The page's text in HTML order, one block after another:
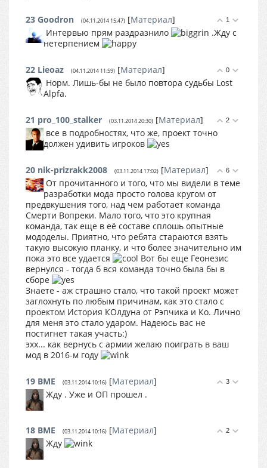
1
23 Goodron (04.11.2014 15:47) [Материал]
Интервью прям раздразнило
.Жду с
нетерпением
0
22 Lieoaz (04.11.2014 11:59) [Материал]
Норм. Лишь-бы не было повтора судьбы Lost
Alpfa.
2
21 pro_100_stalker (03.11.2014 20:30) [Материал]
все в подробностях, что же, проект точно
должен удивить игроков
6
20 nik-prizrakk2008 (03.11.2014 17:02) [Материал]
От прочитанного и того, что мы видели в теме
разработки мода просто голова кругом от
предвкушения того, над чем работает команда
Смерти Вопреки. Мало того, что это крупная
команда, так еще в её составе сплошь опытные
мододелы. Приятно, что ребята стараются взять
такую высокую планку, и что более значительно им
пока это все удается
Вот бы еще Геонезис
вернулся - тогда б вся команда точно была бы в
сборе
Знаете - аж страшно стало, что такой проект может
заглохнуть по любым причинам, как это стало с
проектом История КОлдуна от Рэпчика и Ко. Лично
для меня это стало ударом. Надеюсь вас не
постигнет такая участь:)
эхх... как вернусь с армии желаю поиграть в ваш
мод в 2016-м году
3
19 BME (03.11.2014 10:16) [Материал]
Жду . Уже и ОП прошел .
2
18 BME (03.11.2014 10:16) [Материал]
Жду